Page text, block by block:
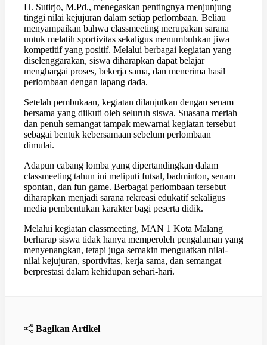
H. Sutirjo, M.Pd., menegaskan pentingnya menjunjung
tinggi nilai kejujuran dalam setiap perlombaan. Beliau
menyampaikan bahwa classmeeting merupakan sarana
untuk melatih sportivitas sekaligus menumbuhkan jiwa
kompetitif yang positif. Melalui berbagai kegiatan yang
diselenggarakan, siswa diharapkan dapat belajar
menghargai proses, bekerja sama, dan menerima hasil
perlombaan dengan lapang dada.
Setelah pembukaan, kegiatan dilanjutkan dengan senam
bersama yang diikuti oleh seluruh siswa. Suasana meriah
dan penuh semangat tampak mewarnai kegiatan tersebut
sebagai bentuk kebersamaan sebelum perlombaan
dimulai.
Adapun cabang lomba yang dipertandingkan dalam
classmeeting tahun ini meliputi futsal, badminton, senam
spontan, dan fun game. Berbagai perlombaan tersebut
diharapkan menjadi sarana rekreasi edukatif sekaligus
media pembentukan karakter bagi peserta didik.
Melalui kegiatan classmeeting, MAN 1 Kota Malang
berharap siswa tidak hanya memperoleh pengalaman yang
menyenangkan, tetapi juga semakin menguatkan nilai-
nilai kejujuran, sportivitas, kerja sama, dan semangat
berprestasi dalam kehidupan sehari-hari.
Bagikan Artikel